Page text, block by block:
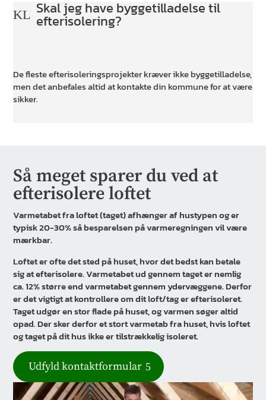
KL Skal jeg have byggetilladelse til
efterisolering?
De fleste efterisoleringsprojekter kræver ikke byggetilladelse,
men det anbefales altid at kontakte din kommune for at være
sikker.
Så meget sparer du ved at
efterisolere loftet
Varmetabet fra loftet (taget) afhænger af hustypen og er
typisk 20-30% så besparelsen på varmeregningen vil være
mærkbar.
Loftet er ofte det sted på huset, hvor det bedst kan betale
sig at efterisolere. Varmetabet ud gennem taget er nemlig
ca. 12% større end varmetabet gennem ydervæggene. Derfor
er det vigtigt at kontrollere om dit loft/tag er efterisoleret.
Taget udgør en stor flade på huset, og varmen søger altid
opad. Der sker derfor et stort varmetab fra huset, hvis loftet
og taget på dit hus ikke er tilstrækkelig isoleret.
Udfyld kontaktformular